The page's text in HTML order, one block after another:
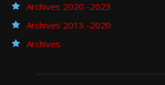
Archives 2020 -2023
Archives 2013 -2020
Archives